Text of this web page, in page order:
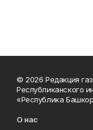
© 2026 Редакция
Республиканского
«Республика
О нас